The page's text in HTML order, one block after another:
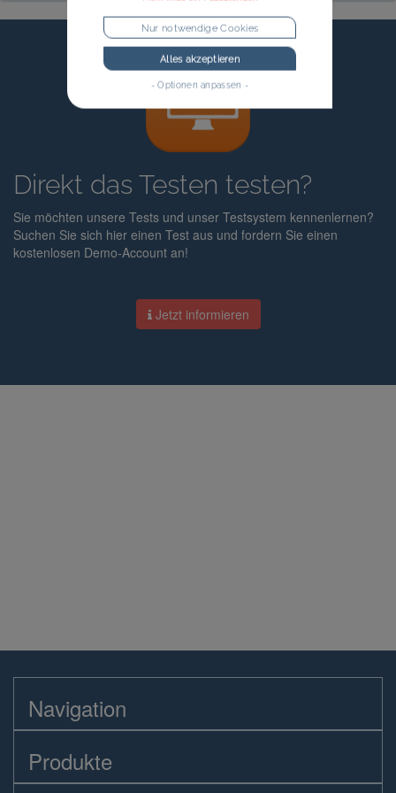
Direkt das Testen testen?
Sie möchten unsere Tests und unser Testsystem kennenlernen?
Suchen Sie sich hier einen Test aus und fordern Sie einen
kostenlosen Demo-Account an!
Jetzt informieren
Navigation
Produkte
Nur notwendige Cookies
Alles akzeptieren
- Optionen anpassen -